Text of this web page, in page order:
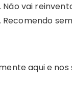
vai
aqui e